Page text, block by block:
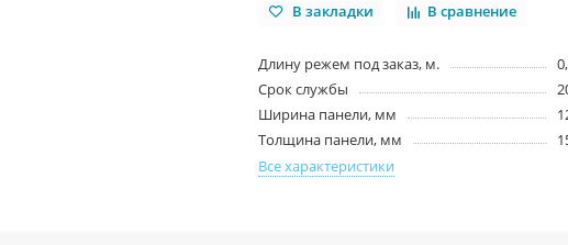
В закладки В сравнение
Длину режем под заказ, м.
Срок службы
Ширина панели, мм
Толщина панели, мм
Все характеристики